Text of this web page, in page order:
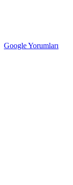
Google Yorumları